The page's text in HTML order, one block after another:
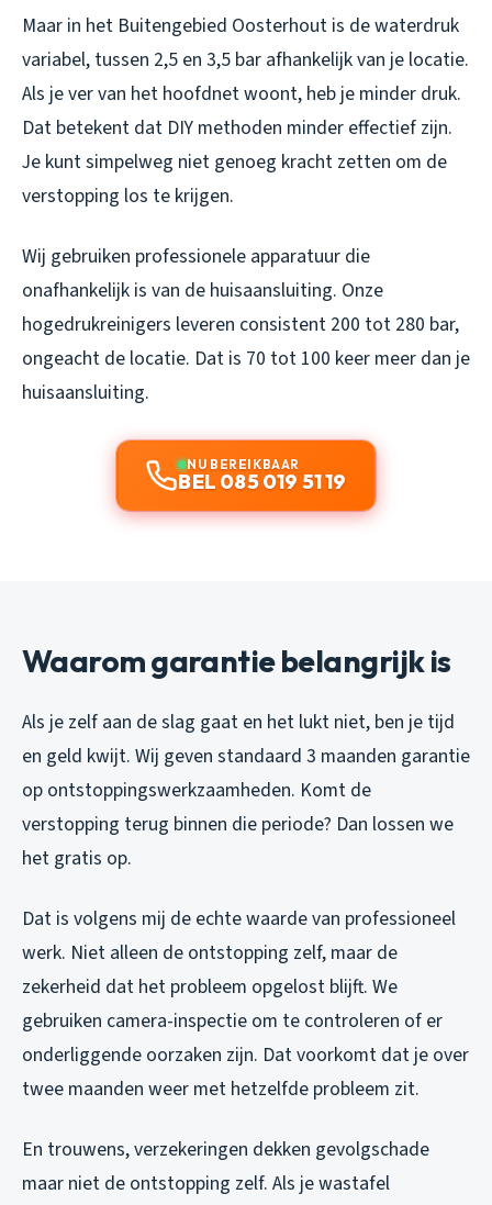
Maar in het Buitengebied Oosterhout is de waterdruk
variabel, tussen 2,5 en 3,5 bar afhankelijk van je locatie.
Als je ver van het hoofdnet woont, heb je minder druk.
Dat betekent dat DIY methoden minder effectief zijn.
Je kunt simpelweg niet genoeg kracht zetten om de
verstopping los te krijgen.
Wij gebruiken professionele apparatuur die
onafhankelijk is van de huisaansluiting. Onze
hogedrukreinigers leveren consistent 200 tot 280 bar,
ongeacht de locatie. Dat is 70 tot 100 keer meer dan je
huisaansluiting.
NU BEREIKBAAR
BEL 085 019 51 19
Waarom garantie belangrijk is
Als je zelf aan de slag gaat en het lukt niet, ben je tijd
en geld kwijt. Wij geven standaard 3 maanden garantie
op ontstoppingswerkzaamheden. Komt de
verstopping terug binnen die periode? Dan lossen we
het gratis op.
Dat is volgens mij de echte waarde van professioneel
werk. Niet alleen de ontstopping zelf, maar de
zekerheid dat het probleem opgelost blijft. We
gebruiken camera-inspectie om te controleren of er
onderliggende oorzaken zijn. Dat voorkomt dat je over
twee maanden weer met hetzelfde probleem zit.
En trouwens, verzekeringen dekken gevolgschade
maar niet de ontstopping zelf. Als je wastafel